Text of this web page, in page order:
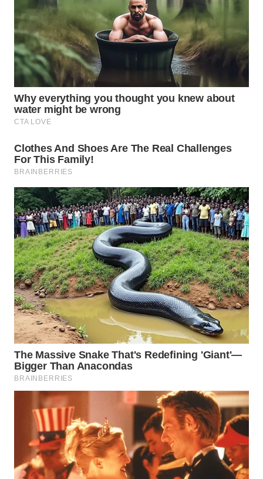
ADVOKAT
WAHANA
INFRASTRUKTUR
WAHANA
KONSUMEN
WAHANA
WAHANA
WAHANA
TV
WAHANANEWS
ID
WAHANANEWS
CO ID
WAHANANEWS
NET
SPORT
WAHANA
UMKM
WAHANA